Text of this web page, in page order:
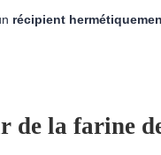
récipient
de la farine